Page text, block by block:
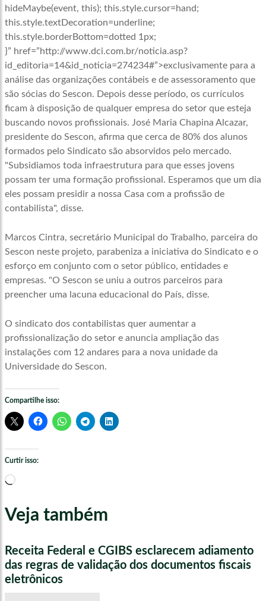
hideMaybe(event, this); this.style.cursor=hand;
this.style.textDecoration=underline;
this.style.borderBottom=dotted 1px;
}” href=”http://www.dci.com.br/noticia.asp?
id_editoria=14&id_noticia=274234#”>exclusivamente para a
análise das organizações contábeis e de assessoramento que
são sócias do Sescon. Depois desse período, os currículos
ficam à disposição de qualquer empresa do setor que esteja
buscando novos profissionais. José Maria Chapina Alcazar,
presidente do Sescon, afirma que cerca de 80% dos alunos
formados pelo Sindicato são absorvidos pelo mercado.
"Subsidiamos toda infraestrutura para que esses jovens
possam ter uma formação profissional. Esperamos que um dia
eles possam presidir a nossa Casa com a profissão de
contabilista", disse.
Marcos Cintra, secretário Municipal do Trabalho, parceira do
Sescon neste projeto, parabeniza a iniciativa do Sindicato e o
esforço em conjunto com o setor público, entidades e
empresas. "O Sescon se uniu a outros parceiros para
preencher uma lacuna educacional do País, disse.
O sindicato dos contabilistas quer aumentar a
profissionalização do setor e anuncia ampliação das
instalações com 12 andares para a nova unidade da
Universidade do Sescon.
Compartilhe isso:
Curtir isso:
Carregando...
Veja também
Receita Federal e CGIBS esclarecem adiamento
das regras de validação dos documentos fiscais
eletrônicos